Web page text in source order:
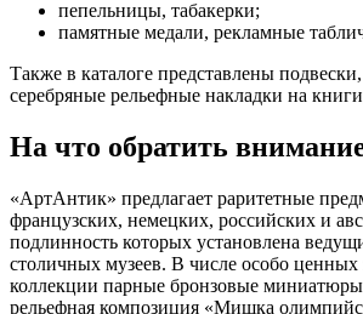
пепельницы, табакерки;
памятные медали, рекламные
Также в каталоге представлены
серебряные рельефные накладки на
На что обратить
«АртАнтик» предлагает раритетные
французских, немецких, российских и
подлинность которых установлена
столичных музеев. В числе особо
коллекции парные бронзовые
рельефная композиция «Мишка